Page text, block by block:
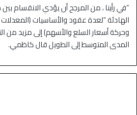
“في رأينا ، من المرجح أن يؤدي الانقسام
الهادئة “لعدة عقود والأساسيات
وحركة أسعار السلع والأسهم) إلى مزيد من
المدى المتوسط ​​إلى الطويل قال كاظمي.